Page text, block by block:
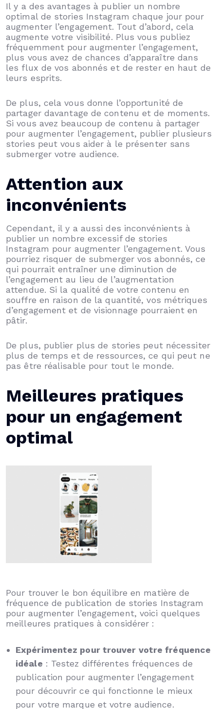
Il y a des avantages à publier un nombre
optimal de stories Instagram chaque jour pour
augmenter l’engagement. Tout d’abord, cela
augmente votre visibilité. Plus vous publiez
fréquemment pour augmenter l’engagement,
plus vous avez de chances d’apparaître dans
les flux de vos abonnés et de rester en haut de
leurs esprits.
De plus, cela vous donne l’opportunité de
partager davantage de contenu et de moments.
Si vous avez beaucoup de contenu à partager
pour augmenter l’engagement, publier plusieurs
stories peut vous aider à le présenter sans
submerger votre audience.
Attention aux
inconvénients
Cependant, il y a aussi des inconvénients à
publier un nombre excessif de stories
Instagram pour augmenter l’engagement. Vous
pourriez risquer de submerger vos abonnés, ce
qui pourrait entraîner une diminution de
l’engagement au lieu de l’augmentation
attendue. Si la qualité de votre contenu en
souffre en raison de la quantité, vos métriques
d’engagement et de visionnage pourraient en
pâtir.
De plus, publier plus de stories peut nécessiter
plus de temps et de ressources, ce qui peut ne
pas être réalisable pour tout le monde.
Meilleures pratiques
pour un engagement
optimal
Pour trouver le bon équilibre en matière de
fréquence de publication de stories Instagram
pour augmenter l’engagement, voici quelques
meilleures pratiques à considérer :
Expérimentez pour trouver votre fréquence
idéale : Testez différentes fréquences de
publication pour augmenter l’engagement
pour découvrir ce qui fonctionne le mieux
pour votre marque et votre audience.